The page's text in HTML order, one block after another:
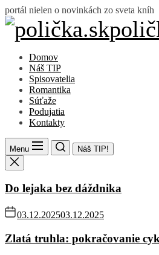
Skip
to
content
portál nielen o novinkách zo sveta kníh
Domov
Náš TIP
Spisovatelia
Romantika
Súťaže
Podujatia
Kontakty
Menu Náš TIP!
Do lejaka bez dáždnika
03.12.202503.12.2025
Zlatá truhla: pokračovanie